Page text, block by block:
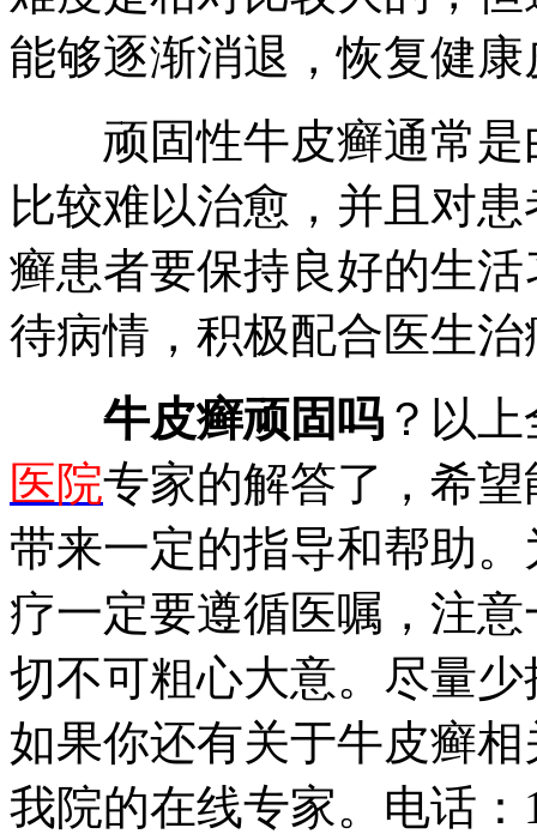
能够逐渐消退，恢复健
顽固性牛皮癣通常是
比较难以治愈，并且对
癣患者要保持良好的生
待病情，积极配合医生治
牛皮癣顽固吗 ？以
医院专家的解答了，希
带来一定的指导和帮助
疗一定要遵循医嘱，注
切不可粗心大意。尽量
如果你还有关于牛皮癣
我院的在线专家。电话：